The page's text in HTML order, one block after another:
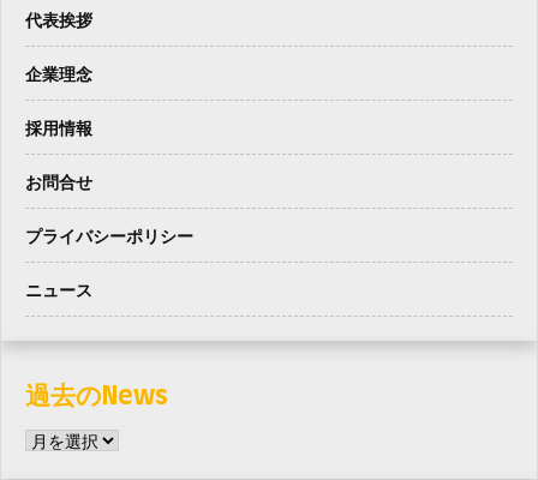
代表挨拶
企業理念
採用情報
お問合せ
プライバシーポリシー
ニュース
過去のNews
過